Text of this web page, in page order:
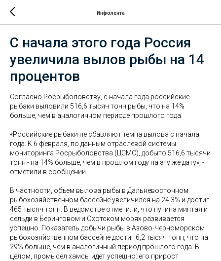
Инфолента
С начала этого года Россия
увеличила вылов рыбы на 14
процентов
Согласно Росрыболовству, с начала года российские
рыбаки выловили 516,6 тысяч тонн рыбы, что на 14%
больше, чем в аналогичном периоде прошлого года.
«Российские рыбаки не сбавляют темпа вылова с начала
года. К 6 февраля, по данным отраслевой системы
мониторинга Росрыболовства (ЦСМС), добыто 516,6 тысячи
тонн - на 14% больше, чем в прошлом году на эту же дату», -
отметили в сообщении.
В частности, объем вылова рыбы в Дальневосточном
рыбохозяйственном бассейне увеличился на 24,3% и достиг
465 тысяч тонн. В ведомстве отметили, что путина минтая и
сельди в Беринговом и Охотском морях развивается
успешно. Показатель добычи рыбы в Азово-Черноморском
рыбохозяйственном бассейне достиг 6,2 тысяч тонн, что на
29% больше, чем в аналогичный период прошлого года. В
целом, промысел хамсы идет успешно: его прирост